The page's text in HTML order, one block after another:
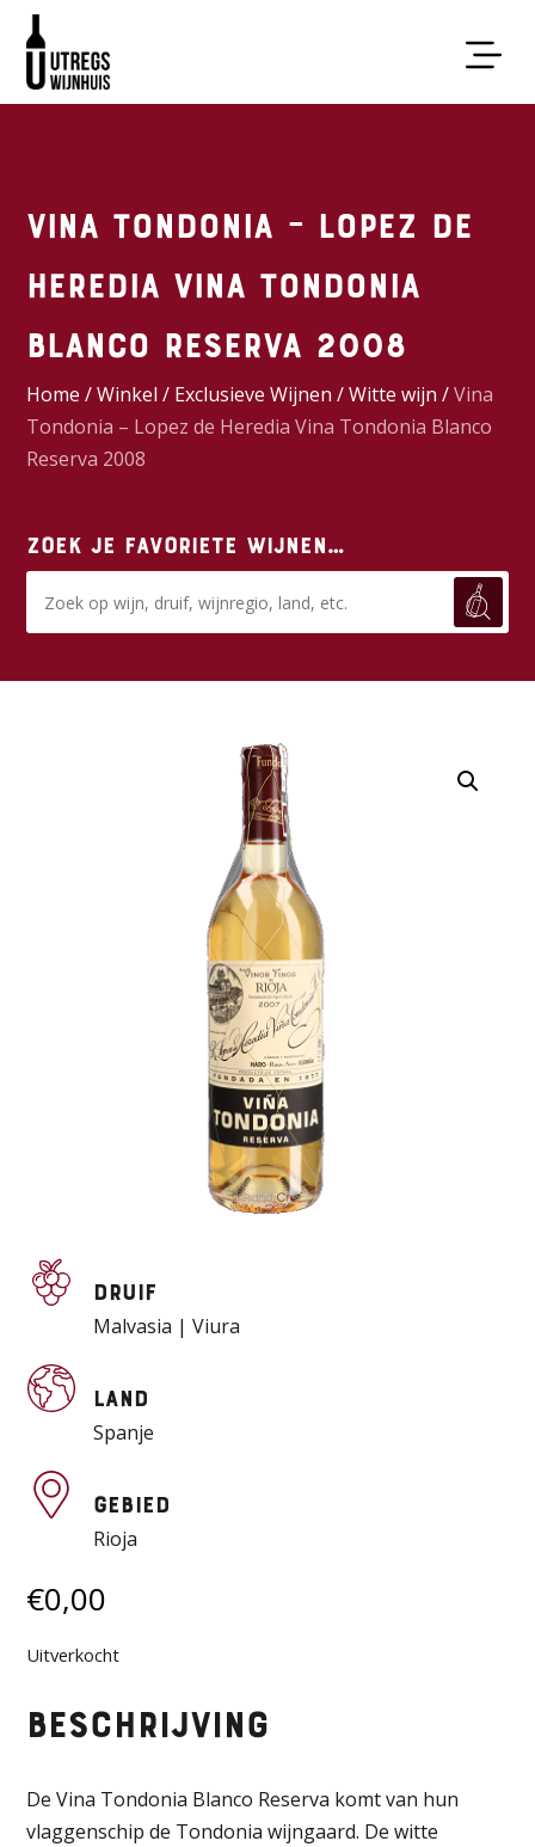
Vina Tondonia – Lopez de
Heredia Vina Tondonia
Blanco Reserva 2008
Home /Winkel / Exclusieve Wijnen /Witte wijn /Vina
Tondonia – Lopez de Heredia Vina Tondonia Blanco
Reserva 2008
Zoek je favoriete wijnen…
Druif
Malvasia | Viura
Land
Spanje
Gebied
Rioja
€0,00
Uitverkocht
Beschrijving
De Vina Tondonia Blanco Reserva komt van hun
vlaggenschip de Tondonia wijngaard. De witte